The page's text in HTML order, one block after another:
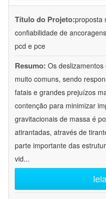
Título do Projeto:proposta
confiabilidade de
pcd e pce
Resumo: Os
muito comuns, sendo
fatais e grandes prejuízos
contenção para minimizar
gravitacionais de massa é
atirantadas, através de
parte importante das
vid...